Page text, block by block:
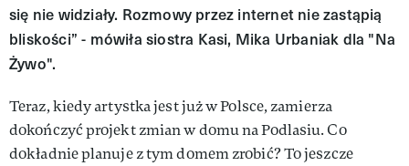
się nie widziały. Rozmowy przez internet nie zastąpią
bliskości” - mówiła siostra Kasi, Mika Urbaniak dla "Na
Żywo".
Teraz, kiedy artystka jest już w Polsce, zamierza
dokończyć projekt zmian w domu na Podlasiu. Co
dokładnie planuje z tym domem zrobić? To jeszcze